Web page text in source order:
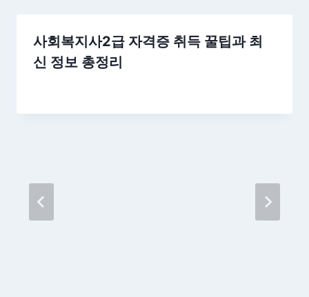
사회복지사2급 자격증 취득 꿀팁과 최
신 정보 총정리